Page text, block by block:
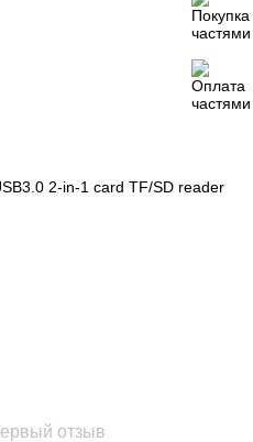
2-in-1 card TF/SD reader
отзыв